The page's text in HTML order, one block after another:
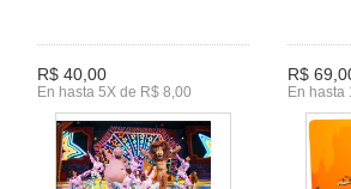
R$ 40,00
En hasta 5X de R$ 8,00
R$
En hasta